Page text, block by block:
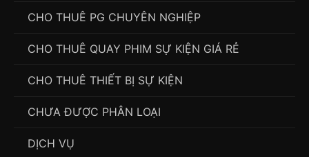
CHO THUÊ PG CHUYÊN NGHIỆP
CHO THUÊ QUAY PHIM SỰ KIỆN GIÁ RẺ
CHO THUÊ THIẾT BỊ SỰ KIỆN
CHƯA ĐƯỢC PHÂN LOẠI
DỊCH VỤ